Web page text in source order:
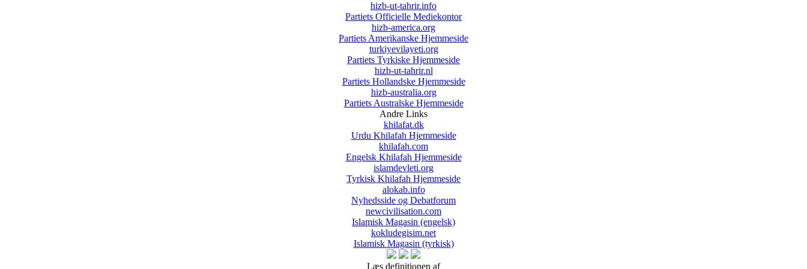
hizb-ut-tahrir.info
Partiets Officielle Mediekontor
hizb-america.org
Partiets Amerikanske Hjemmeside
turkiyevilayeti.org
Partiets Tyrkiske Hjemmeside
hizb-ut-tahrir.nl
Partiets Hollandske Hjemmeside
hizb-australia.org
Partiets Australske Hjemmeside
Andre Links
khilafat.dk
Urdu Khilafah Hjemmeside
khilafah.com
Engelsk Khilafah Hjemmeside
islamdevleti.org
Tyrkisk Khilafah Hjemmeside
alokab.info
Nyhedsside og Debatforum
newcivilisation.com
Islamisk Magasin (engelsk)
kokludegisim.net
Islamisk Magasin (tyrkisk)
Læs definitionen af